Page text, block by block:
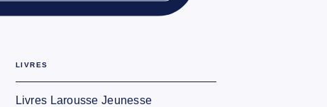
LIVRES
Livres Larousse Jeunesse